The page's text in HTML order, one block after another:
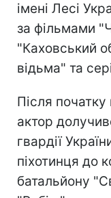
імені Лесі
за фільмами
"Каховський
відьма" та
Після
актор
гвардії
піхотинця до
батальйону